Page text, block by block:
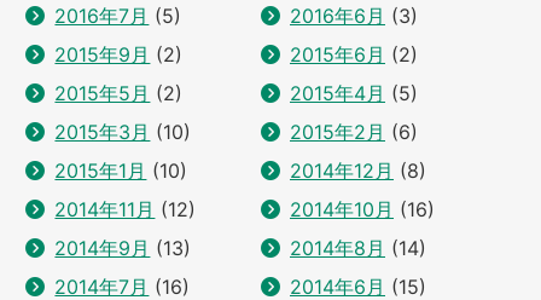
2016年7月 (5) 2016年6月 (3)
2015年9月 (2) 2015年6月 (2)
2015年5月 (2) 2015年4月 (5)
2015年3月 (10) 2015年2月 (6)
2015年1月 (10) 2014年12月 (8)
2014年11月 (12) 2014年10月 (16)
2014年9月 (13) 2014年8月 (14)
2014年7月 (16) 2014年6月 (15)